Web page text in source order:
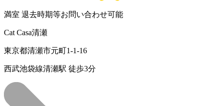
満室 退去時期等お問い合わせ可能
Cat Casa清瀬
東京都清瀬市元町1-1-16
西武池袋線清瀬駅 徒歩3分